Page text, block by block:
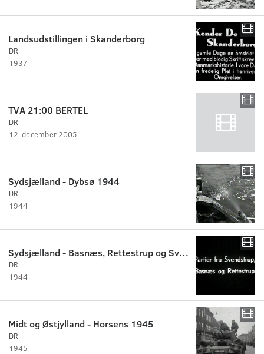
Landsudstillingen i Skanderborg
DR
1937
TVA 21:00 BERTEL
DR
12. december 2005
Sydsjælland - Dybsø 1944
DR
1944
Sydsjælland - Basnæs, Rettestrup og Svendstrup 1944
DR
1944
Midt og Østjylland - Horsens 1945
DR
1945